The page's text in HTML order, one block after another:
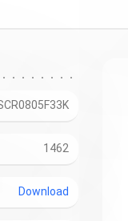
1462
Download